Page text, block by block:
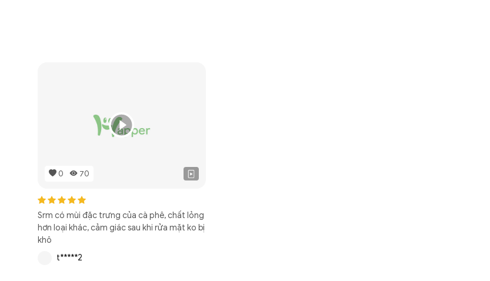
0 70
Srm có mùi đặc trưng của cà phê, chất lỏng
hơn loại khác, cảm giác sau khi rửa mặt ko bị
khô
t*****2